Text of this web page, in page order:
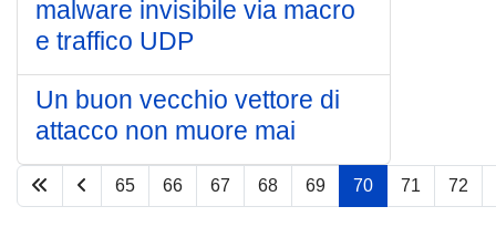
malware invisibile via macro
e traffico UDP
Un buon vecchio vettore di
attacco non muore mai
Pagina 70 di 75
65 66 67 68 69 70 71 72